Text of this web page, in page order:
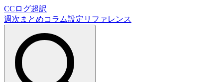
CCログ超訳
週次まとめコラム設定リファレンス